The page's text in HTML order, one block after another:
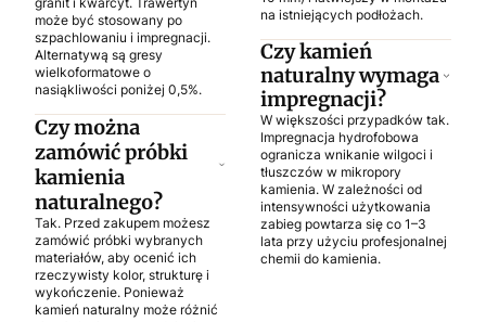
może być stosowany po
szpachlowaniu i impregnacji.
Alternatywą są gresy
wielkoformatowe o
nasiąkliwości poniżej 0,5%.
Czy można
zamówić próbki
kamienia
naturalnego?
Tak. Przed zakupem możesz
zamówić próbki wybranych
materiałów, aby ocenić ich
rzeczywisty kolor, strukturę i
wykończenie. Ponieważ
kamień naturalny może różnić
na istniejących podłożach.
Czy kamień
naturalny wymaga
impregnacji?
W większości przypadków tak.
Impregnacja hydrofobowa
ogranicza wnikanie wilgoci i
tłuszczów w mikropory
kamienia. W zależności od
intensywności użytkowania
zabieg powtarza się co 1–3
lata przy użyciu profesjonalnej
chemii do kamienia.